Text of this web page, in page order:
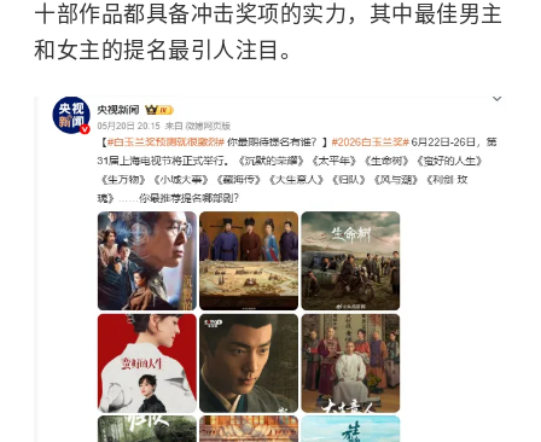
十部作品都具备冲击奖项的实力，其中最佳男主
和女主的提名最引人注目。